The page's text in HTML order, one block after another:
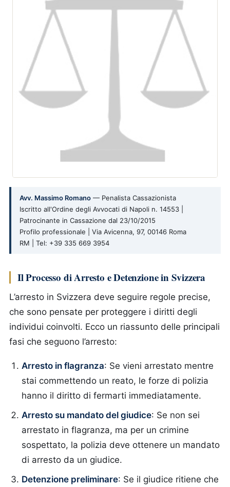
Avv. Massimo Romano — Penalista Cassazionista
Iscritto all'Ordine degli Avvocati di Napoli n. 14553 |
Patrocinante in Cassazione dal 23/10/2015
Profilo professionale | Via Avicenna, 97, 00146 Roma
RM | Tel: +39 335 669 3954
Il Processo di Arresto e Detenzione in Svizzera
L’arresto in Svizzera deve seguire regole precise,
che sono pensate per proteggere i diritti degli
individui coinvolti. Ecco un riassunto delle principali
fasi che seguono l’arresto:
Arresto in flagranza: Se vieni arrestato mentre
stai commettendo un reato, le forze di polizia
hanno il diritto di fermarti immediatamente.
Arresto su mandato del giudice: Se non sei
arrestato in flagranza, ma per un crimine
sospettato, la polizia deve ottenere un mandato
di arresto da un giudice.
Detenzione preliminare: Se il giudice ritiene che